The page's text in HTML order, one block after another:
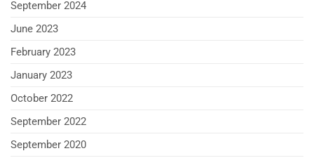
September 2024
June 2023
February 2023
January 2023
October 2022
September 2022
September 2020